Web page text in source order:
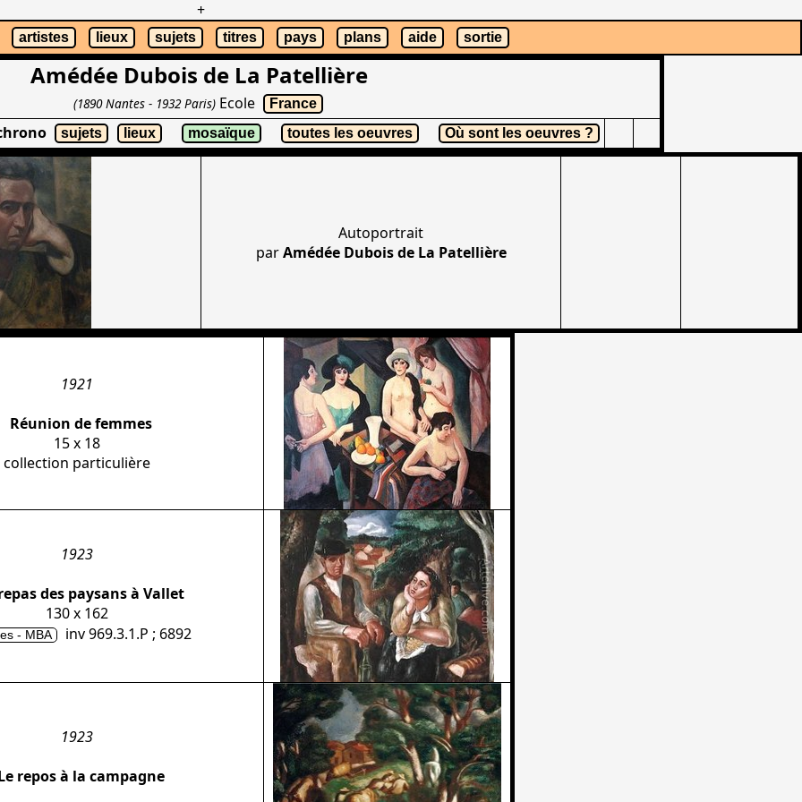
+
artistes lieux sujets titres pays plans aide sortie
Amédée Dubois de La Patellière
(1890 Nantes - 1932 Paris) Ecole France
sujets lieux mosaïque toutes les oeuvres Où sont les oeuvres ?
Autoportrait
parAmédée Dubois de La Patellière
1921
Réunion de femmes
15 x 18
collection particulière
1923
des paysans à Vallet
130 x 162
- MBA inv 969.3.1.P ; 6892
1923
repos à la campagne